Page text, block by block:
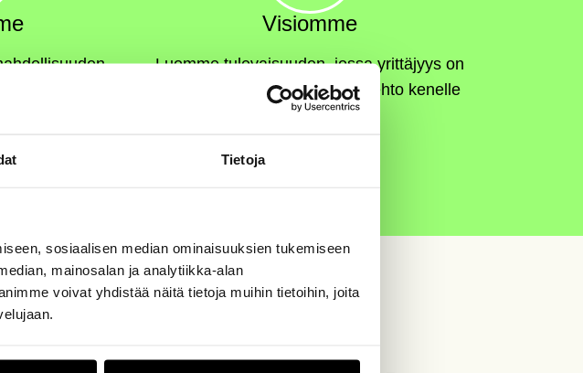
Tietoja
sosiaalisen median ominaisuuksien tukemiseen
mainosalan ja analytiikka-alan
voivat yhdistää näitä tietoja muihin tietoihin, joita
Visiomme
Luomme tulevaisuuden, jossa yrittäjyys on
helppo ja houkutteleva vaihtoehto kenelle
tahansa.